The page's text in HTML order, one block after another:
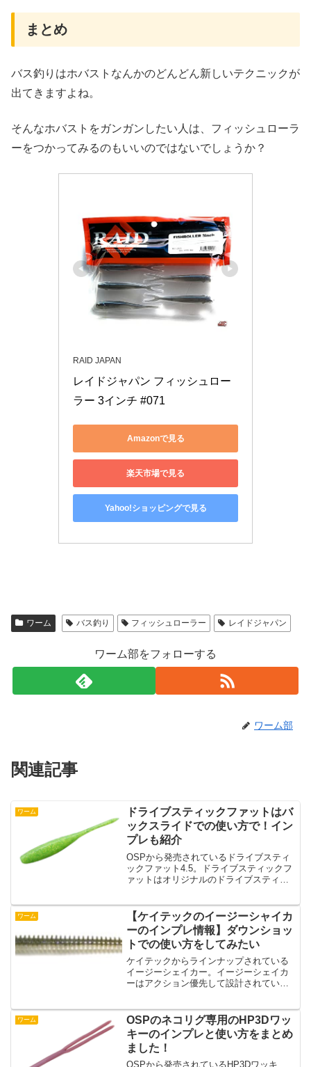
まとめ
バス釣りはホバストなんかのどんどん新しいテクニックが
出てきますよね。
そんなホバストをガンガンしたい人は、フィッシュローラ
ーをつかってみるのもいいのではないでしょうか？
RAID JAPAN
レイドジャパン フィッシュロー
ラー 3インチ #071
Amazonで見る
楽天市場で見る
Yahoo!ショッピングで見る
ワーム バス釣り フィッシュローラー レイドジャパン
ワーム部をフォローする
ワーム部
関連記事
ワーム
ドライブスティックファットはバ
ックスライドでの使い方で！イン
プレも紹介
OSPから発売されているドライブスティ
ックファット4.5。ドライブスティックフ
ァットはオリジナルのドライブスティッ
ィックよりも自重を持たせることによっ
て太めのラインでも...
ワーム
【ケイテックのイージーシャイカ
ーのインプレ情報】ダウンショッ
トでの使い方をしてみたい
ケイテックからラインナップされている
イージーシェイカー。イージーシェイカ
ーはアクション優先して設計されている
からラインナップされていますが、イー
ジーシェイカーはほかのス...
ワーム
OSPのネコリグ専用のHP3Dワッ
キーのインプレと使い方をまとめ
ました！
OSPから発売されているHP3Dワッキ